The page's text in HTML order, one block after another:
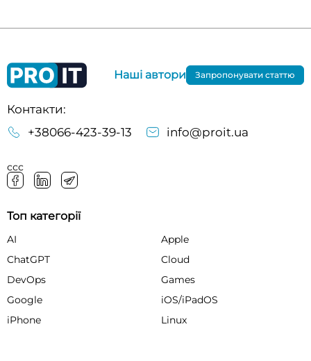
Контакти:
+38066-423-39-13
info@proit.ua
ссс
Наші автори Запропонувати статтю
Топ категорії
AI
Apple
ChatGPT
Cloud
DevOps
Games
Google
iOS/iPadOS
iPhone
Linux